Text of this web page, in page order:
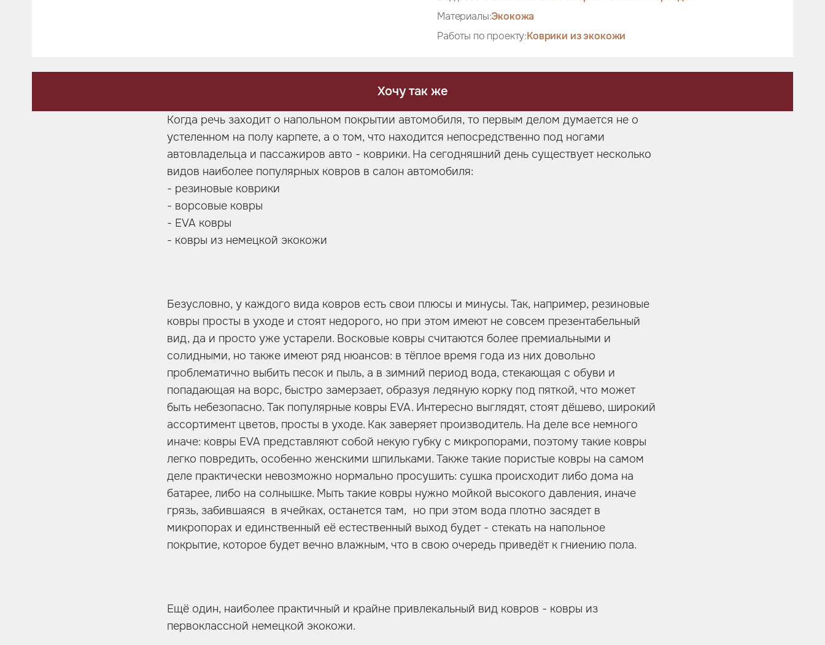
Материалы:Экокожа
Работы по проекту:Коврики из экокожи
Хочу так же
Когда речь заходит о напольном покрытии автомобиля, то первым делом думается не о
устеленном на полу карпете, а о том, что находится непосредственно под ногами
автовладельца и пассажиров авто - коврики. На сегодняшний день существует несколько
видов наиболее популярных ковров в салон автомобиля:
- резиновые коврики
- ворсовые ковры
- EVA ковры
- ковры из немецкой экокожи
Безусловно, у каждого вида ковров есть свои плюсы и минусы. Так, например, резиновые
ковры просты в уходе и стоят недорого, но при этом имеют не совсем презентабельный
вид, да и просто уже устарели. Восковые ковры считаются более премиальными и
солидными, но также имеют ряд нюансов: в тёплое время года из них довольно
проблематично выбить песок и пыль, а в зимний период вода, стекающая с обуви и
попадающая на ворс, быстро замерзает, образуя ледяную корку под пяткой, что может
быть небезопасно. Так популярные ковры EVA. Интересно выглядят, стоят дёшево, широкий
ассортимент цветов, просты в уходе. Как заверяет производитель. На деле все немного
иначе: ковры EVA представляют собой некую губку с микропорами, поэтому такие ковры
легко повредить, особенно женскими шпильками. Также такие пористые ковры на самом
деле практически невозможно нормально просушить: сушка происходит либо дома на
батарее, либо на солнышке. Мыть такие ковры нужно мойкой высокого давления, иначе
грязь, забившаяся в ячейках, останется там, но при этом вода плотно засядет в
микропорах и единственный её естественный выход будет - стекать на напольное
покрытие, которое будет вечно влажным, что в свою очередь приведёт к гниению пола.
Ещё один, наиболее практичный и крайне привлекальный вид ковров - ковры из
первоклассной немецкой экокожи.